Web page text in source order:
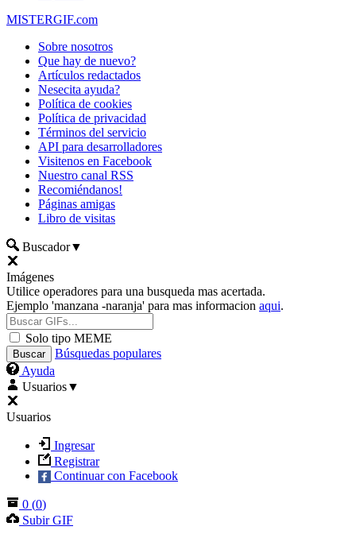
MISTERGIF.com
Sobre nosotros
Que hay de nuevo?
Artículos redactados
Nesecita ayuda?
Política de cookies
Política de privacidad
Términos del servicio
API para desarrolladores
Visitenos en Facebook
Nuestro canal RSS
Recomiéndanos!
Páginas amigas
Libro de visitas
Buscador▼
Imágenes
Utilice operadores para una busqueda mas acertada.
Ejemplo 'manzana -naranja' para mas informacion aqui.
Solo tipo MEME
Búsquedas populares
Ayuda
Usuarios▼
Usuarios
Ingresar
Registrar
Continuar con Facebook
0 (0)
Subir GIF